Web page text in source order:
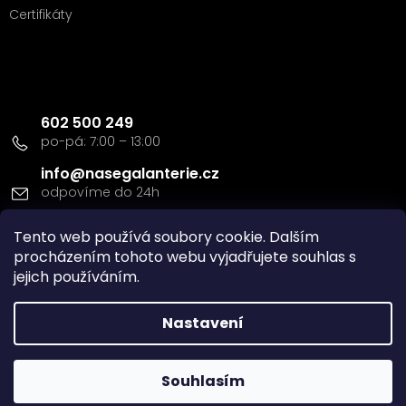
Tento web používá soubory cookie. Dalším
procházením tohoto webu vyjadřujete souhlas s
jejich používáním.
Nastavení
Souhlasím
Certifikáty
info@nasegalanterie.cz
602 500 249
Doprava a platba
Vytvořil Shoptet
Naše Galanterie s.r.o
vyhrazena.